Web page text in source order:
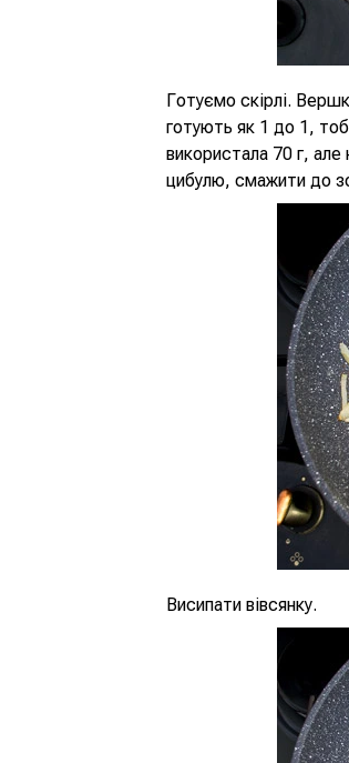
Готуємо скірлі.
готують як 1 до 1,
використала 70 г,
цибулю, смажити до
Висипати вівсянку.